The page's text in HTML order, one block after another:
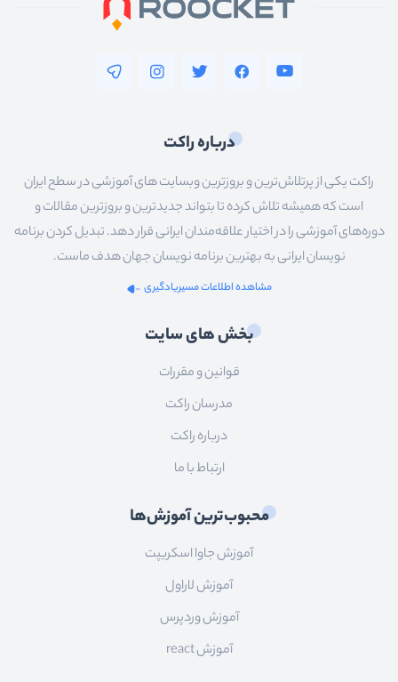
درباره راکت
راکت یکی از پرتلاش‌ترین و بروزترین وبسایت های آموزشی در سطح ایران
است که همیشه تلاش کرده تا بتواند جدیدترین و بروزترین مقالات و
دوره‌های آموزشی را در اختیار علاقه‌مندان ایرانی قرار دهد. تبدیل کردن برنامه
نویسان ایرانی به بهترین برنامه نویسان جهان هدف ماست.
مشاهده اطلاعات مسیریادگیری
بخش های سایت
قوانین و مقررات
مدرسان راکت
درباره راکت
ارتباط با ما
محبوب‌ترین آموزش‌ها
آموزش جاوا اسکریپت
آموزش لاراول
آموزش وردپرس
آموزش react